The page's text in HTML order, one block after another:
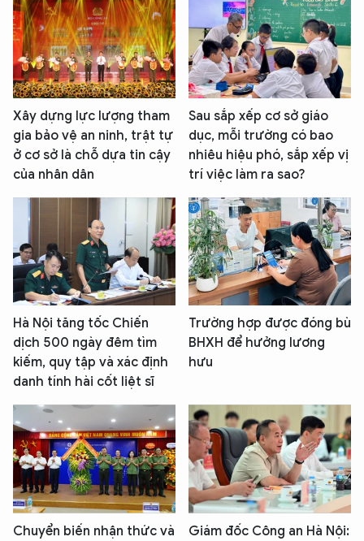
Xây dựng lực lượng tham
gia bảo vệ an ninh, trật tự
ở cơ sở là chỗ dựa tin cậy
của nhân dân
Sau sắp xếp cơ sở giáo
dục, mỗi trường có bao
nhiêu hiệu phó, sắp xếp vị
trí việc làm ra sao?
Hà Nội tăng tốc Chiến
dịch 500 ngày đêm tìm
kiếm, quy tập và xác định
danh tính hài cốt liệt sĩ
Trường hợp được đóng bù
BHXH để hưởng lương
hưu
Chuyển biến nhận thức và
Giám đốc Công an Hà Nội: